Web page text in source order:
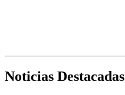
Noticias Destacadas